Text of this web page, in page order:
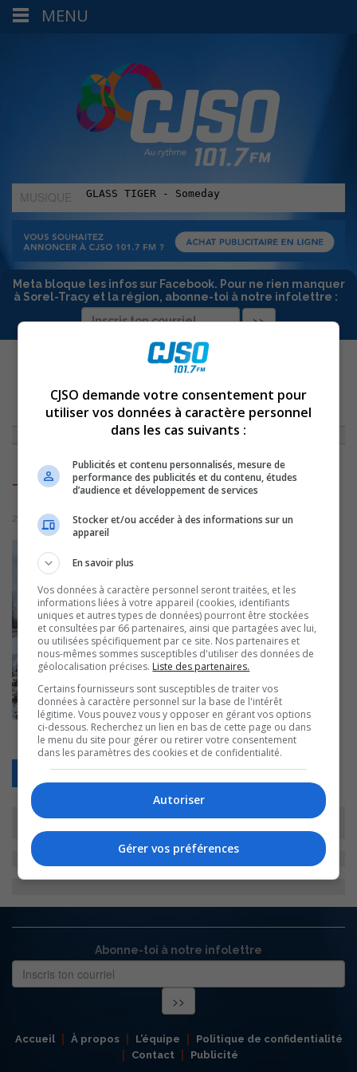
MUSIQUE
:
Meta bloque les infos sur Facebook. Pour ne rien manquer
à Sorel-Tracy et la région, abonne-toi à notre infolettre :
ACCUEIL»ACTUALITÉS»UNE PELLETÉE DE TERRE POUR OFFICIALISER
LA CONSTRUCTION DU PROJET TEHNOPÔLE CONTRECOEUR »
TECHNOPOLECONTRECOEUR
TechnopoleContrecoeur
21 décembre 2022 | Par Sylvain Rochon
Retour
Abonne-toi à notre infolettre
Accueil À propos L’équipe
Politique de confidentialité
Contact
Publicité
MENU
CJSO demande votre consentement pour
utiliser vos données à caractère personnel
dans les cas suivants :
Publicités et contenu personnalisés, mesure de
performance des publicités et du contenu, études
d’audience et développement de services
Stocker et/ou accéder à des informations sur un
appareil
En savoir plus
Vos données à caractère personnel seront traitées, et les
informations liées à votre appareil (cookies, identifiants
uniques et autres types de données) pourront être stockées
et consultées par 66 partenaires, ainsi que partagées avec lui,
ou utilisées spécifiquement par ce site. Nos partenaires et
nous-mêmes sommes susceptibles d'utiliser des données de
géolocalisation précises. Liste des partenaires.
Certains fournisseurs sont susceptibles de traiter vos
données à caractère personnel sur la base de l'intérêt
légitime. Vous pouvez vous y opposer en gérant vos options
ci-dessous. Recherchez un lien en bas de cette page ou dans
le menu du site pour gérer ou retirer votre consentement
dans les paramètres des cookies et de confidentialité.
Autoriser
Gérer vos préférences